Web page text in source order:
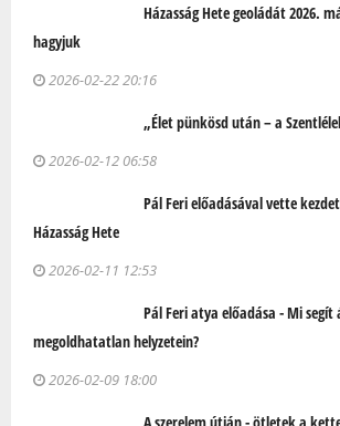
Házasság Hete geoládát 2026.
hagyjuk
2026-02-22 20:16
„Élet pünkösd után – a
2026-02-12 06:58
Pál Feri előadásával vette
Házasság Hete
2026-02-11 12:53
Pál Feri atya előadása - Mi segít
megoldhatatlan helyzetein?
2026-02-09 18:00